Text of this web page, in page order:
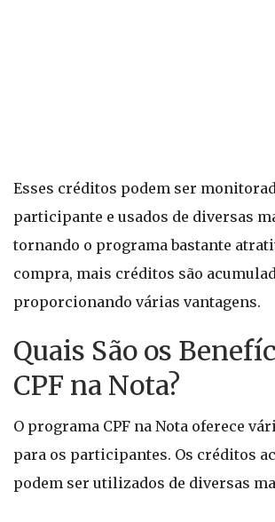
Esses créditos podem ser
participante e usados de diversas
tornando o programa bastante
compra, mais créditos são
proporcionando várias vantagens.
Quais São os
CPF na Nota?
O programa CPF na Nota oferece
para os participantes. Os créditos
podem ser utilizados de diversas